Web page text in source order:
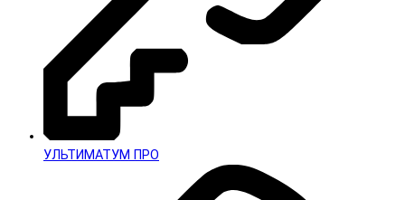
УЛЬТИМАТУМ ПРО